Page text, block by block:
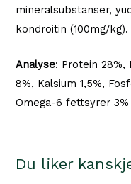
mineralsubstanser,
kondroitin (100mg/kg).
Analyse: Protein 28%,
8%, Kalsium 1,5%,
Omega-6 fettsyrer 3%
Du liker